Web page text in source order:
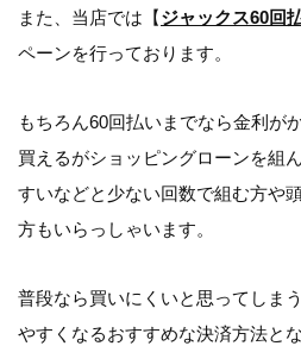
また、当店では【ジャックス60回
ペーンを行っております。
もちろん60回払いまでなら金利が
買えるがショッピングローンを組
すいなどと少ない回数で組む方や
方もいらっしゃいます。
普段なら買いにくいと思ってしま
やすくなるおすすめな決済方法と